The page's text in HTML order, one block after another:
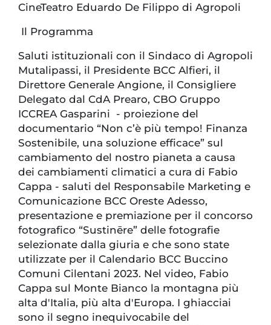
CineTeatro Eduardo De Filippo di Agropoli
Il Programma
Saluti istituzionali con il Sindaco di Agropoli
Mutalipassi, il Presidente BCC Alfieri, il
Direttore Generale Angione, il Consigliere
Delegato dal CdA Prearo, CBO Gruppo
ICCREA Gasparini - proiezione del
documentario “Non c’è più tempo! Finanza
Sostenibile, una soluzione efficace” sul
cambiamento del nostro pianeta a causa
dei cambiamenti climatici a cura di Fabio
Cappa - saluti del Responsabile Marketing e
Comunicazione BCC Oreste Adesso,
presentazione e premiazione per il concorso
fotografico “Sustinēre” delle fotografie
selezionate dalla giuria e che sono state
utilizzate per il Calendario BCC Buccino
Comuni Cilentani 2023. Nel video, Fabio
Cappa sul Monte Bianco la montagna più
alta d'Italia, più alta d'Europa. I ghiacciai
sono il segno inequivocabile del